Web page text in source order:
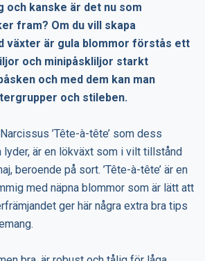
och kanske är det nu som
fram? Om du vill skapa
växter är gula blommor förstås ett
och minipåskliljor starkt
och med dem kan man
och stileben.
’Tête-à-tête’ som dess
lyder, är en lökväxt som i vilt tillstånd
beroende på sort. ’Tête-à-tête’ är en
med näpna blommor som är lätt att
ger här några extra bra tips